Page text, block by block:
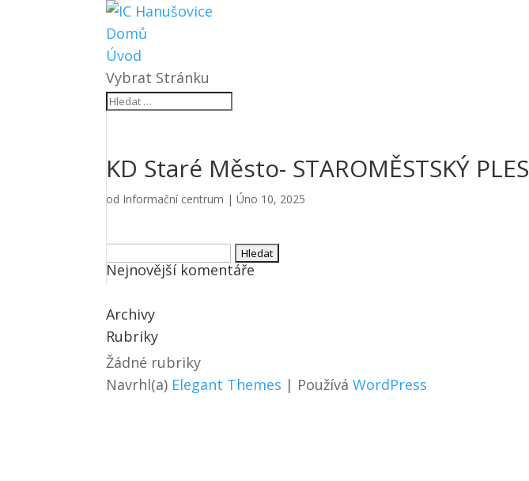
Domů
Úvod
Vybrat Stránku
KD Staré Město- STAROMĚSTSKÝ PLES
od Informační centrum |Úno 10, 2025
Vyhledávání
Nejnovější komentáře
Archivy
Rubriky
Žádné rubriky
Navrhl(a) Elegant Themes | PoužíváWordPress